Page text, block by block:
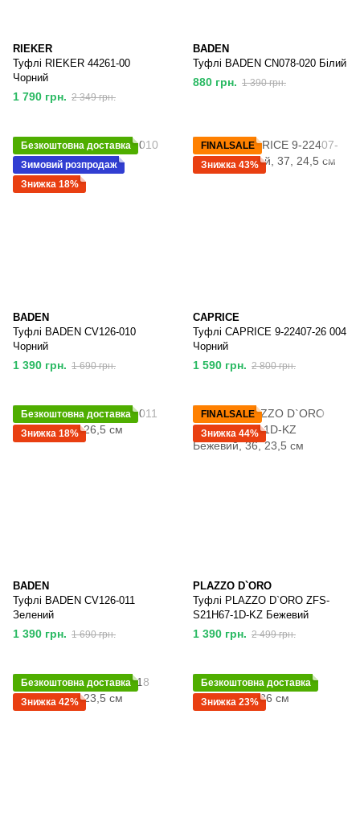
RIEKER
Туфлі RIEKER 44261-00
Чорний
1 790 грн. 2 349 грн.
BADEN
Туфлі BADEN CN078-020 Білий
880 грн. 1 390 грн.
Безкоштовна доставка
Зимовий розпродаж
Знижка 18%
BADEN
Туфлі BADEN CV126-010
Чорний
1 390 грн. 1 690 грн.
FINALSALE
Знижка 43%
CAPRICE
Туфлі CAPRICE 9-22407-26 004
Чорний
1 590 грн. 2 800 грн.
Безкоштовна доставка
Знижка 18%
BADEN
Туфлі BADEN CV126-011
Зелений
1 390 грн. 1 690 грн.
FINALSALE
Знижка 44%
PLAZZO D`ORO
Туфлі PLAZZO D`ORO ZFS-
S21H67-1D-KZ Бежевий
1 390 грн. 2 499 грн.
Безкоштовна доставка
Знижка 42%
Безкоштовна доставка
Знижка 23%